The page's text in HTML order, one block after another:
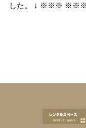
した。 ↓ ※※※